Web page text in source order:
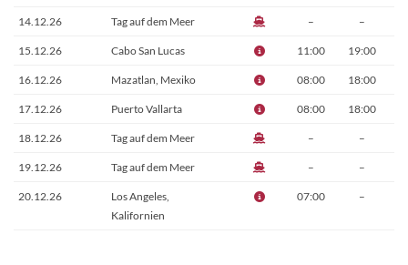
14.12.26 Tag auf dem Meer – –
15.12.26 Cabo San Lucas 11:00 19:00
16.12.26 Mazatlan, Mexiko 08:00 18:00
17.12.26 Puerto Vallarta 08:00 18:00
18.12.26 Tag auf dem Meer – –
19.12.26 Tag auf dem Meer – –
20.12.26
Los Angeles,
Kalifornien
07:00 –